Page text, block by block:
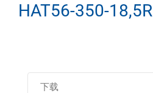
HAT56-350-18,5R
下载